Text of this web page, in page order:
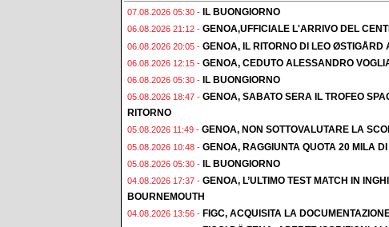
07.08.2026 05:30 - IL BUONGIORNO
06.08.2026 21:12 - GENOA,UFFICIALE L'ARRIVO DEL
06.08.2026 20:05 - GENOA, IL RITORNO DI LEO ØSTIGÅRD
06.08.2026 12:15 - GENOA, CEDUTO ALESSANDRO
06.08.2026 05:30 - IL BUONGIORNO
05.08.2026 18:47 - GENOA, SABATO SERA IL TROFEO
RITORNO
05.08.2026 11:49 - GENOA, NON SOTTOVALUTARE LA
05.08.2026 10:48 - GENOA, RAGGIUNTA QUOTA 20 MILA
05.08.2026 05:30 - IL BUONGIORNO
04.08.2026 17:37 - GENOA, L’ULTIMO TEST MATCH IN
BOURNEMOUTH
04.08.2026 13:56 - FIGC, ACQUISITA LA